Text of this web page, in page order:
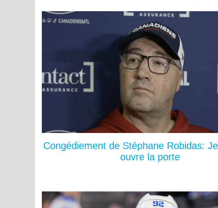
Congédiement de Stéphane Robidas:
ouvre la porte